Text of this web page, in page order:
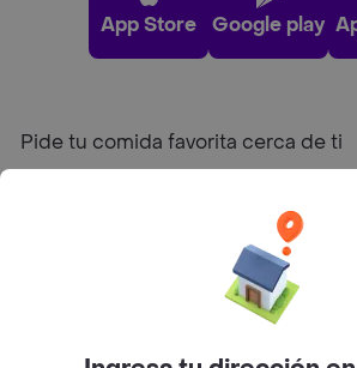
App Store Google play
Pide tu comida favorita cerca de ti
Sobre Rappi